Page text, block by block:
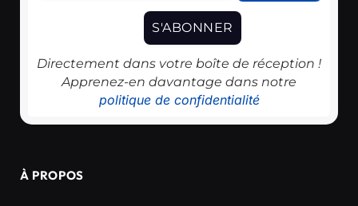
Directement dans votre boîte de réception !
Apprenez-en davantage dans notre
politique de confidentialité
À PROPOS